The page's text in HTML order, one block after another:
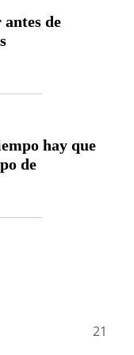
de
hay que
de
21